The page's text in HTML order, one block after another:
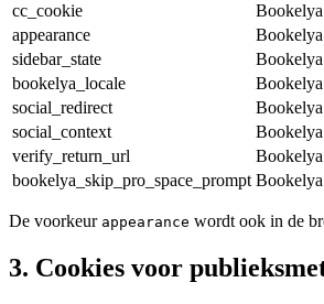
cc_cookie
Bookelya
appearance
Bookelya
sidebar_state
Bookelya
bookelya_locale
Bookelya
social_redirect
Bookelya
social_context
Bookelya
verify_return_url
Bookelya
bookelya_skip_pro_space_prompt Bookelya
De voorkeur appearance wordt ook in de
3. Cookies voor